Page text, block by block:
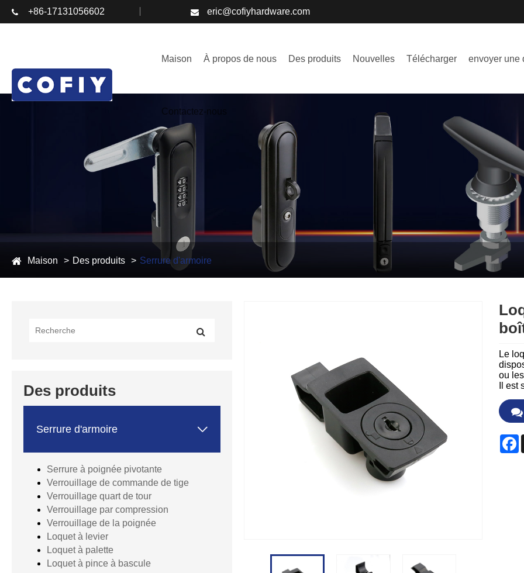
+86-17131056602 eric@cofiyhardware.com
Maison À propos de nous Des produits Nouvelles Télécharger envoyer une
Contactez-nous
Maison Des produits Serrure d'armoire
Des produits
Serrure d'armoire 
Serrure à poignée pivotante
Verrouillage de commande de tige
Verrouillage quart de tour
Verrouillage par compression
Verrouillage de la poignée
Loquet à levier
Loquet à palette
Loquet à pince à bascule
Le
ou
Il